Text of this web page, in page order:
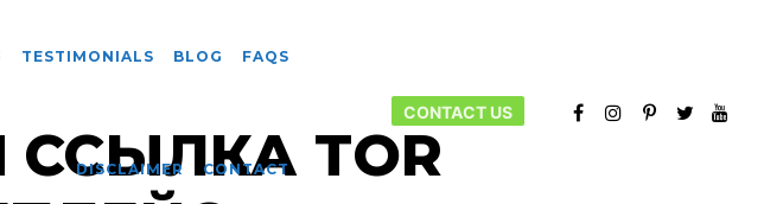
TESTIMONIALS BLOG FAQS
DISCLAIMER CONTACT
More info
CONTACT US
ССЫЛКА TOR